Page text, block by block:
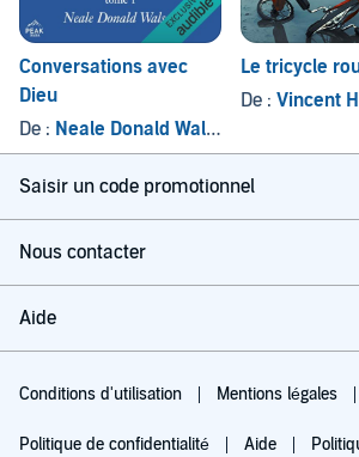
Conversations avec
Dieu
De : Neale Donald Walsch
Le tricycle
De : Vincent
Saisir un code promotionnel
Nous contacter
Aide
Conditions d'utilisation Mentions légales
Politique de confidentialité Aide